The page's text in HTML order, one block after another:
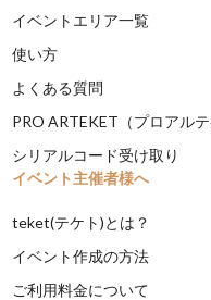
イベントエリア一覧
使い方
よくある質問
PRO ARTEKET（プロアルテ
シリアルコード受け取り
イベント主催者様へ
teket(テケト)とは？
イベント作成の方法
ご利用料金について